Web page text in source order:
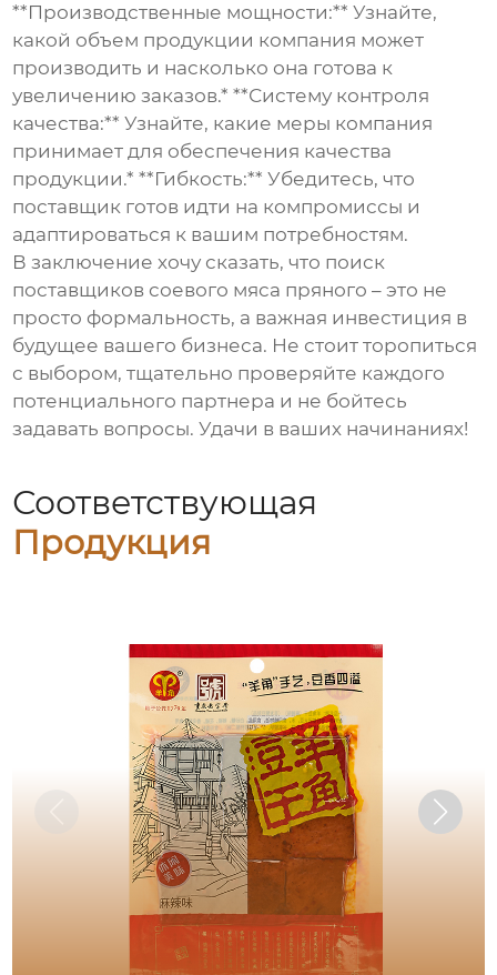
**Производственные мощности:** Узнайте,
какой объем продукции компания может
производить и насколько она готова к
увеличению заказов.* **Систему контроля
качества:** Узнайте, какие меры компания
принимает для обеспечения качества
продукции.* **Гибкость:** Убедитесь, что
поставщик готов идти на компромиссы и
адаптироваться к вашим потребностям.
В заключение хочу сказать, что поиск
поставщиков соевого мяса пряного – это не
просто формальность, а важная инвестиция в
будущее вашего бизнеса. Не стоит торопиться
с выбором, тщательно проверяйте каждого
потенциального партнера и не бойтесь
задавать вопросы. Удачи в ваших начинаниях!
Соответствующая
Продукция